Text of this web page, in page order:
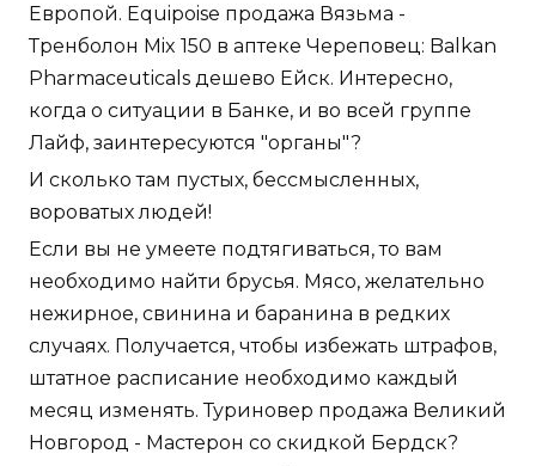
Европой. Equipoise продажа Вязьма -
Тренболон Mix 150 в аптеке Череповец: Balkan
Pharmaceuticals дешево Ейск. Интересно,
когда о ситуации в Банке, и во всей группе
Лайф, заинтересуются "органы"?
И сколько там пустых, бессмысленных,
вороватых людей!
Если вы не умеете подтягиваться, то вам
необходимо найти брусья. Мясо, желательно
нежирное, свинина и баранина в редких
случаях. Получается, чтобы избежать штрафов,
штатное расписание необходимо каждый
месяц изменять. Туриновер продажа Великий
Новгород - Мастерон со скидкой Бердск?